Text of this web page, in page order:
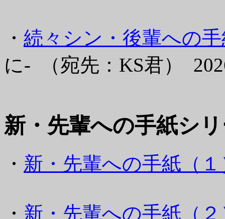
・ 続々シン・後輩への
に- （宛先：KS君）
新・先輩への手紙シ
・ 新・先輩への手紙（１
・ 新・先輩への手紙（２